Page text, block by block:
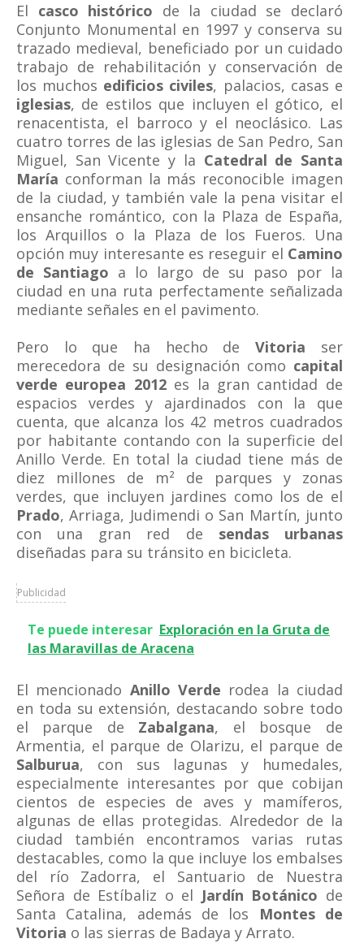
El casco histórico de la ciudad se declaró
Conjunto Monumental en 1997 y conserva su
trazado medieval, beneficiado por un cuidado
trabajo de rehabilitación y conservación de
los muchos edificios civiles, palacios, casas e
iglesias, de estilos que incluyen el gótico, el
renacentista, el barroco y el neoclásico. Las
cuatro torres de las iglesias de San Pedro, San
Miguel, San Vicente y la Catedral de Santa
María conforman la más reconocible imagen
de la ciudad, y también vale la pena visitar el
ensanche romántico, con la Plaza de España,
los Arquillos o la Plaza de los Fueros. Una
opción muy interesante es reseguir el Camino
de Santiago a lo largo de su paso por la
ciudad en una ruta perfectamente señalizada
mediante señales en el pavimento.
Pero lo que ha hecho deVitoria ser
merecedora de su designación como capital
verde europea 2012es la gran cantidad de
espacios verdes y ajardinados con la que
cuenta, que alcanza los 42 metros cuadrados
por habitante contando con la superficie del
Anillo Verde. En total la ciudad tiene más de
diez millones de m² de parques y zonas
verdes, que incluyen jardines como los de el
Prado, Arriaga, Judimendi o San Martín, junto
con una gran red de sendas urbanas
diseñadas para su tránsito en bicicleta.
Publicidad
Te puede interesar Exploración en la Gruta de
las Maravillas de Aracena
El mencionado Anillo Verde rodea la ciudad
en toda su extensión, destacando sobre todo
el parque de Zabalgana, el bosque de
Armentia, el parque de Olarizu, el parque de
Salburua, con sus lagunas y humedales,
especialmente interesantes por que cobijan
cientos de especies de aves y mamíferos,
algunas de ellas protegidas. Alrededor de la
ciudad también encontramos varias rutas
destacables, como la que incluye los embalses
del río Zadorra, el Santuario de Nuestra
Señora de Estíbaliz o el Jardín Botánico de
Santa Catalina, además de los
Montes de
Vitoria o las sierras de Badaya y Arrato.